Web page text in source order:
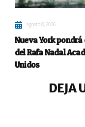
agosto 8, 2026
Nueva York
del Rafa Nadal
Unidos
DEJA